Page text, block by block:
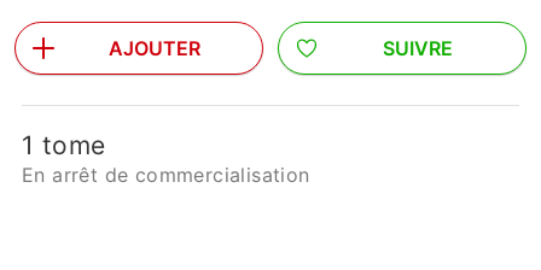
AJOUTER SUIVRE
1 tome
En arrêt de commercialisation